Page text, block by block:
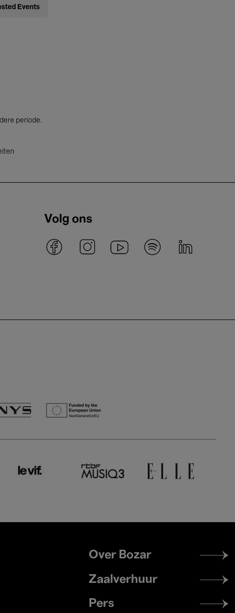
Events
periode.
Volg ons
Footer
menu
Over Bozar
Zaalverhuur
Pers